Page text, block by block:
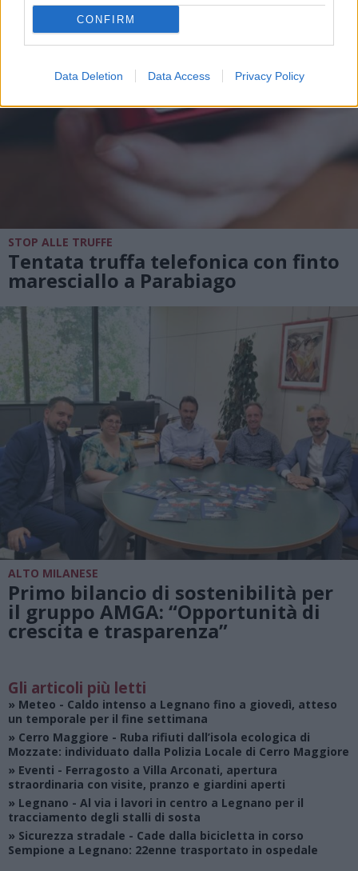
CONFIRM
Data Deletion Data Access Privacy Policy
STOP ALLE TRUFFE
Tentata truffa telefonica con finto
maresciallo a Parabiago
ALTO MILANESE
Primo bilancio di sostenibilità per
il gruppo AMGA: “Opportunità di
crescita e trasparenza”
Gli articoli più letti
» Meteo - Caldo intenso a Legnano fino a giovedì, atteso
un temporale per il fine settimana
» Cerro Maggiore - Ruba rifiuti dall’isola ecologica di
Mozzate: individuato dalla Polizia Locale di Cerro Maggiore
» Eventi - Ferragosto a Villa Arconati, apertura
straordinaria con visite, pranzo e giardini aperti
» Legnano - Al via i lavori in centro a Legnano per il
tracciamento degli stalli di sosta
» Sicurezza stradale - Cade dalla bicicletta in corso
Sempione a Legnano: 22enne trasportato in ospedale